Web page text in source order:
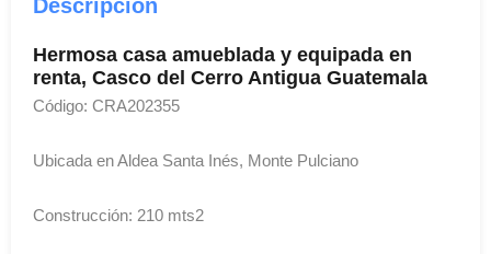
Descripción
Hermosa casa amueblada y equipada en
renta, Casco del Cerro Antigua Guatemala
Código: CRA202355
Ubicada en Aldea Santa Inés, Monte Pulciano
Construcción: 210 mts2